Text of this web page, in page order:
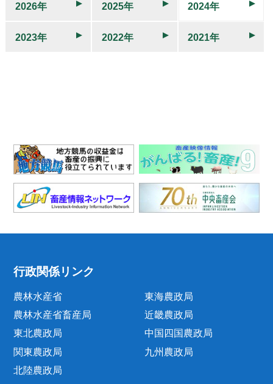
2026年 2025年 2024年
2023年 2022年 2021年
行政関係リンク
農林水産省
農林水産省畜産局
東北農政局
関東農政局
北陸農政局
東海農政局
近畿農政局
中国四国農政局
九州農政局